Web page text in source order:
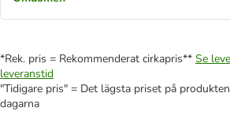
*Rek. pris = Rekommenderat cirkapris** Se
leveranstid
"Tidigare pris" = Det lägsta priset på
dagarna